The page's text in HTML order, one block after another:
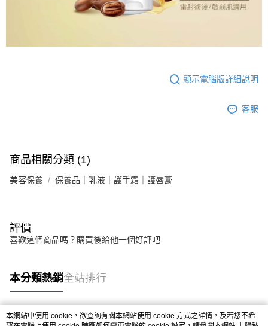
顯示電腦版詳細說明
客服
商品相關分類 (1)
美容保養 保養品｜乳液｜護手霜｜護唇膏
評價
喜歡這個商品嗎？購買後給他一個好評吧
本分類熱銷全站排行
本網站中使用 cookie，欲查詢有關本網站使用 cookie 方式之詳情，及若您不希